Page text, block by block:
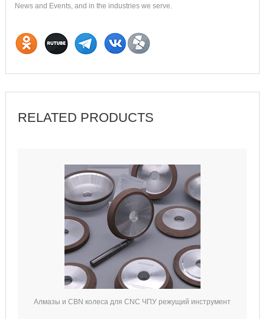
News and Events, and in the industries we serve.
RELATED PRODUCTS
Алмазы и CBN колеса для CNC ЧПУ режущий инструмент